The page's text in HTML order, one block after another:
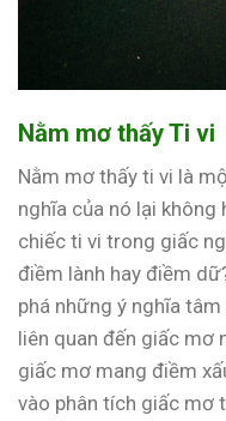
Nằm mơ thấy Ti vi
Nằm mơ thấy ti vi là
nghĩa của nó lại không
chiếc ti vi trong giấc
điềm lành hay điềm
phá những ý nghĩa
liên quan đến giấc mơ
giấc mơ mang điềm
vào phân tích giấc mơ